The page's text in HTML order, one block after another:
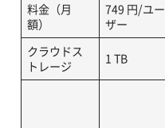
料金（月
額）
749 円/ユー
ザー
クラウドス
トレージ
1 TB